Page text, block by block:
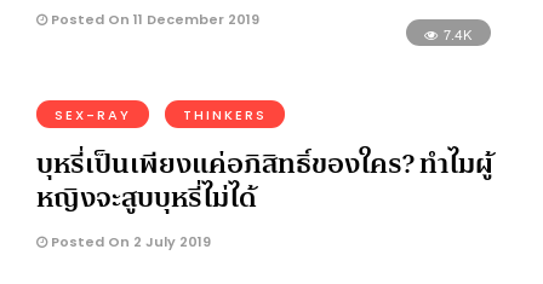
Posted On 11 December 2019
7.4K
SEX-RAY THINKERS
บุหรี่เป็นเพียงแค่อภิสิทธิ์ของใคร? ทำไมผู้
หญิงจะสูบบุหรี่ไม่ได้
Posted On 2 July 2019